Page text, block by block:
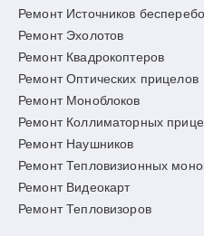
Ремонт Источников
Ремонт Эхолотов
Ремонт Квадрокоптеров
Ремонт Оптических прицелов
Ремонт Моноблоков
Ремонт Коллиматорных
Ремонт Наушников
Ремонт Тепловизионных
Ремонт Видеокарт
Ремонт Тепловизоров